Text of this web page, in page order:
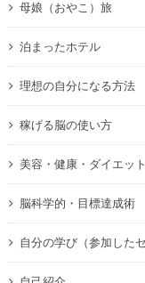
母娘（おやこ）旅
泊まったホテル
理想の自分になる方法
稼げる脳の使い方
美容・健康・ダイエット
脳科学的・目標達成術
自分の学び（参加した